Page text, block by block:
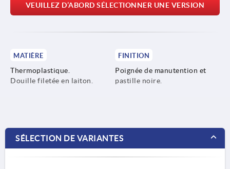
VEUILLEZ D’ABORD SÉLECTIONNER UNE VERSION
MATIÈRE
Thermoplastique.
Douille filetée en laiton.
FINITION
Poignée de manutention et
pastille noire.
SÉLECTION DE VARIANTES